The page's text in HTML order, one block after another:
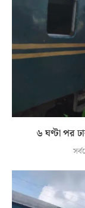
৬ ঘণ্টা পর